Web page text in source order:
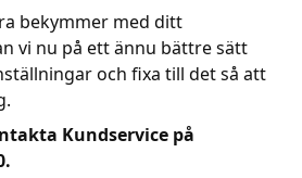
bekymmer med ditt
vi nu på ett ännu bättre sätt
och fixa till det så att
Kundservice på